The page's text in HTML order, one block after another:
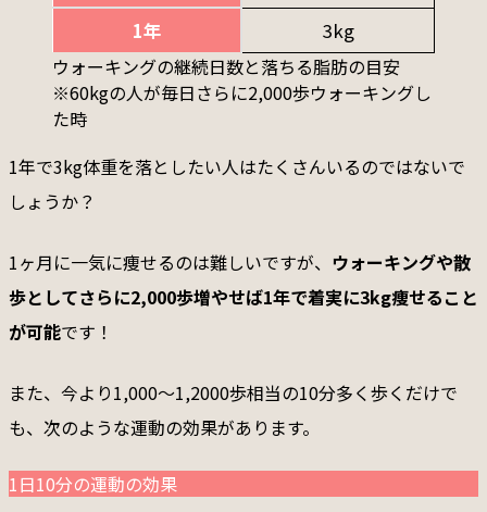
1年
3kg
ウォーキングの継続日数と落ちる脂肪の目安
※60kgの人が毎日さらに2,000歩ウォーキングし
た時
1年で3kg体重を落としたい人はたくさんいるのではないで
しょうか？
1ヶ月に一気に痩せるのは難しいですが、 ウォーキングや散
歩としてさらに2,000歩増やせば1年で着実に3kg痩せること
が可能です！
また、今より1,000〜1,2000歩相当の10分多く歩くだけで
も、次のような運動の効果があります。
1日10分の運動の効果